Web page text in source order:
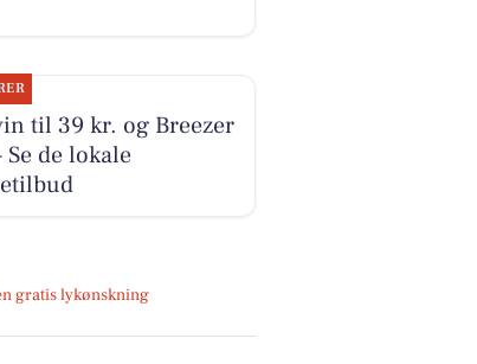
til 39 kr. og Breezer
de lokale
gratis lykønskning